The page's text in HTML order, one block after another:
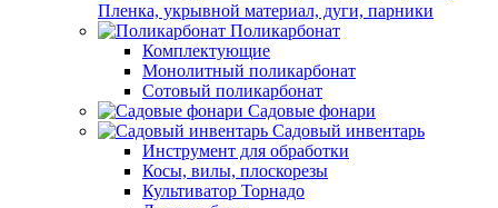
Пленка, укрывной материал, дуги, парники
Поликарбонат
Комплектующие
Монолитный поликарбонат
Сотовый поликарбонат
Садовые фонари
Садовый инвентарь
Инструмент для обработки
Косы, вилы, плоскорезы
Культиватор Торнадо